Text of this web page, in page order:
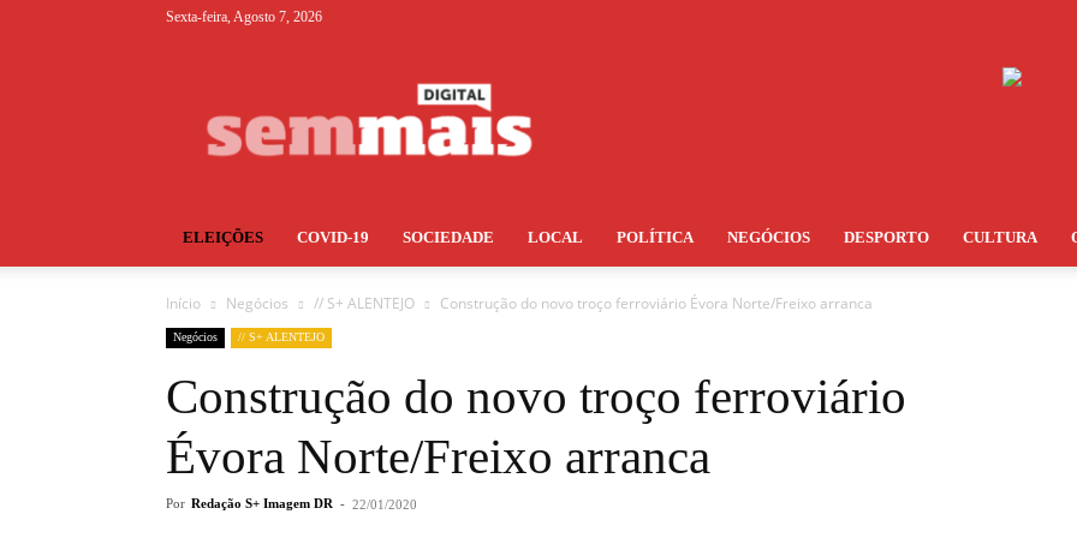
Sexta-feira, Agosto 7, 2026
ELEIÇÕES COVID-19 SOCIEDADE LOCAL POLÍTICA NEGÓCIOS DESPORTO CULTURA
Início Negócios // S+ ALENTEJO Construção do novo troço ferroviário Évora Norte/Freixo arranca
Negócios // S+ ALENTEJO
Construção do novo troço ferroviário
Évora Norte/Freixo arranca
Por Redação S+ Imagem DR - 22/01/2020